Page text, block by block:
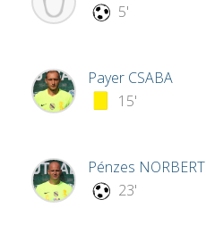
5'
Payer CSABA
15'
Pénzes NORBERT
23'